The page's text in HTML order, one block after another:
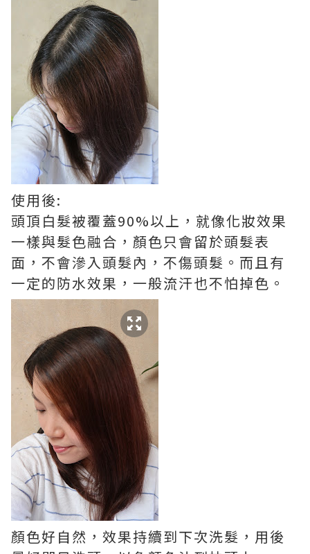
使用後:
頭頂白髮被覆蓋90%以上，就像化妝效果
一樣與髮色融合，顏色只會留於頭髮表
面，不會滲入頭髮內，不傷頭髮。而且有
一定的防水效果，一般流汗也不怕掉色。
顏色好自然，效果持續到下次洗髮，用後